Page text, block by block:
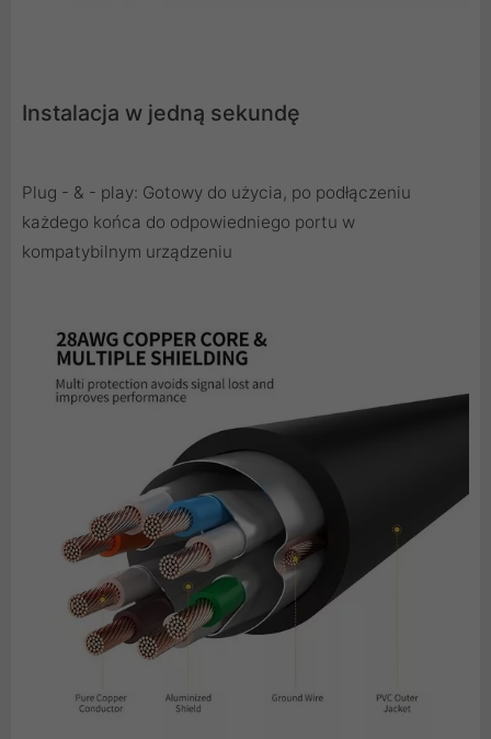
Instalacja w jedną sekundę
Plug - & - play: Gotowy do użycia, po podłączeniu
każdego końca do odpowiedniego portu w
kompatybilnym urządzeniu